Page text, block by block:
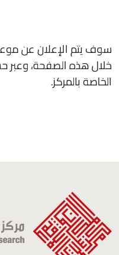
سوف يتم الإعلان عن
خلال هذه الصفحة، وعبر
الخاصة بالمركز.